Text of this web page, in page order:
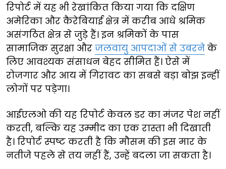
रिपोर्ट में यह भी रेखांकित किया गया कि दक्षिण
अमेरिका और कैरेबियाई क्षेत्र में करीब आधे श्रमिक
असंगठित क्षेत्र से जुड़े हैं। इन श्रमिकों के पास
सामाजिक सुरक्षा और जलवायु आपदाओं से उबरने के
लिए आवश्यक संसाधन बेहद सीमित हैं। ऐसे में
रोजगार और आय में गिरावट का सबसे बड़ा बोझ इन्हीं
लोगों पर पड़ेगा।
आईएलओ की यह रिपोर्ट केवल डर का मंजर पेश नहीं
करती, बल्कि यह उम्मीद का एक रास्ता भी दिखाती
है। रिपोर्ट स्पष्ट करती है कि मौसम की इस मार के
नतीजे पहले से तय नहीं हैं, उन्हें बदला जा सकता है।